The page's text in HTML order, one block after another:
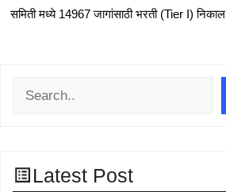
समिती मध्ये 14967 जागांसाठी भरती (Tier I) निकाल
Latest Post